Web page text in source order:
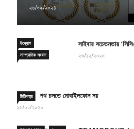
২৬/০৯/২০২৪
উদ্যোগ
সাম্প্রতিক সংবাদ
সাইবার সচেতনতায়
২৩/১২/২০২০
চিঠিপত্র পথ চলতে মোবাইলফোন নয়
১৫/০১/২০২০